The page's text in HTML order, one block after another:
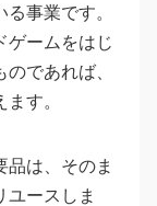
事業です。
ゲームをはじ
であれば、
す。
品は、そのま
ユースしま